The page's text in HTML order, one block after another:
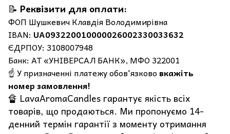
📝 Реквізити для оплати:
ФОП Шушкевич Клавдія Володимирівна
IBAN: UA093220010000026002330033632
ЄДРПОУ: 3108007948
Банк: АТ «УНІВЕРСАЛ БАНК», МФО 322001
☝️ У призначенні платежу обов'язково вкажіть
номер замовлення!
🔏 LavaAromaCandles гарантує якість всіх
товарів, що продаються. Ми пропонуємо 14-
денний термін гарантії з моменту отримання